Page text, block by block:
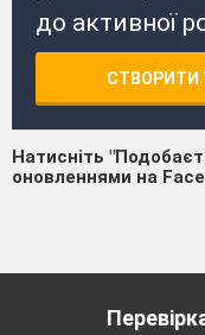
до активної
СТВОРИТИ
Натисніть
оновленнями на